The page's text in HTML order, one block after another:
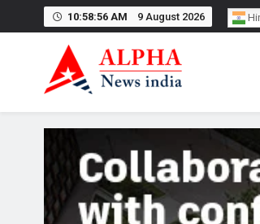
10:58:57 AM 9 August 2026